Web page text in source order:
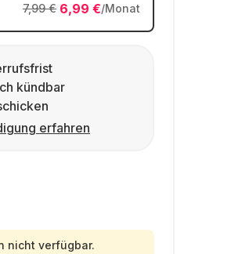
6,99 €/Monat
7,99 €
kündbar
erfahren
nicht verfügbar.